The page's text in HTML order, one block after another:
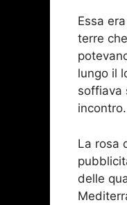
Essa
terre
lungo il
soffiava
incontro.
La rosa
delle